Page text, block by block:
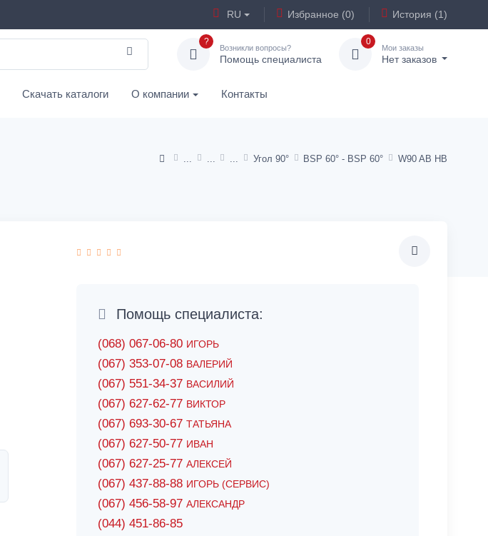
RU Избранное (0) История (1)
?
Возникли вопросы?
Помощь специалиста
0
Мои заказы
Нет заказов
Скачать каталоги О компании Контакты
Угол 90° BSP 60° - BSP 60° W90 AB HB
Помощь специалиста:
(068) 067-06-80 ИГОРЬ
(067) 353-07-08 ВАЛЕРИЙ
(067) 551-34-37 ВАСИЛИЙ
(067) 627-62-77 ВИКТОР
(067) 693-30-67 ТАТЬЯНА
(067) 627-50-77 ИВАН
(067) 627-25-77 АЛЕКСЕЙ
(067) 437-88-88 ИГОРЬ (СЕРВИС)
(067) 456-58-97 АЛЕКСАНДР
(044) 451-86-85